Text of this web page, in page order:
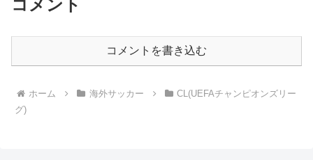
コメント
コメントを書き込む
ホーム 海外サッカー
CL(UEFAチャンピオンズリー
グ)